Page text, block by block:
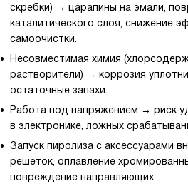
скребки) → царапины на эмали,
каталитического слоя, снижение
самоочистки.
Несовместимая химия
растворители) → коррозия
остаточные запахи.
Работа под напряжением → риск
в электронике, ложных
Запуск пиролиза с аксессуарами
решёток, оплавление
повреждение направляющих.